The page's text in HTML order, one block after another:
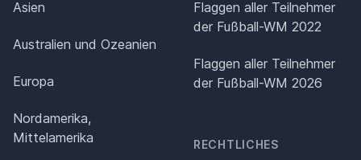
Asien
Australien und Ozeanien
Europa
Nordamerika,
Mittelamerika
Flaggen aller Teilnehmer
der Fußball-WM 2022
Flaggen aller Teilnehmer
der Fußball-WM 2026
RECHTLICHES